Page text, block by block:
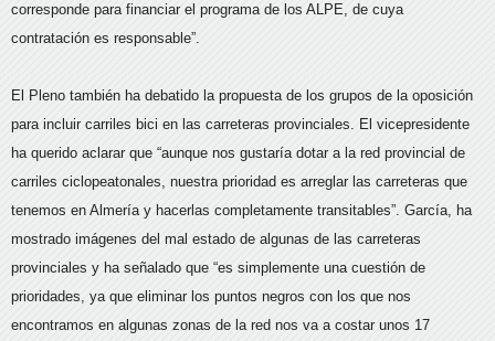
corresponde para financiar el programa de los ALPE, de cuya
contratación es responsable”.
El Pleno también ha debatido la propuesta de los grupos de la oposición
para incluir carriles bici en las carreteras provinciales. El vicepresidente
ha querido aclarar que “aunque nos gustaría dotar a la red provincial de
carriles ciclopeatonales, nuestra prioridad es arreglar las carreteras que
tenemos en Almería y hacerlas completamente transitables”. García, ha
mostrado imágenes del mal estado de algunas de las carreteras
provinciales y ha señalado que “es simplemente una cuestión de
prioridades, ya que eliminar los puntos negros con los que nos
encontramos en algunas zonas de la red nos va a costar unos 17